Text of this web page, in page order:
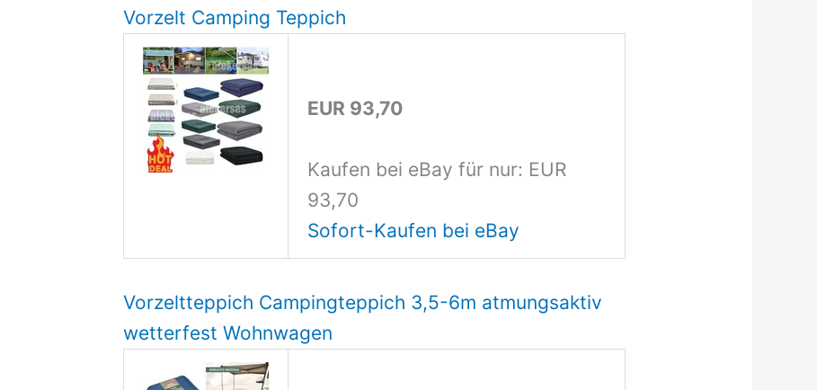
Vorzelt Camping Teppich
EUR 93,70
Kaufen bei eBay für nur: EUR
93,70
Sofort-Kaufen bei eBay
Vorzeltteppich Campingteppich 3,5-6m atmungsaktiv
wetterfest Wohnwagen